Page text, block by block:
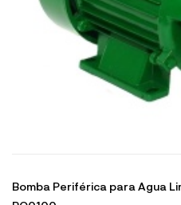
Bomba Periférica para Agua